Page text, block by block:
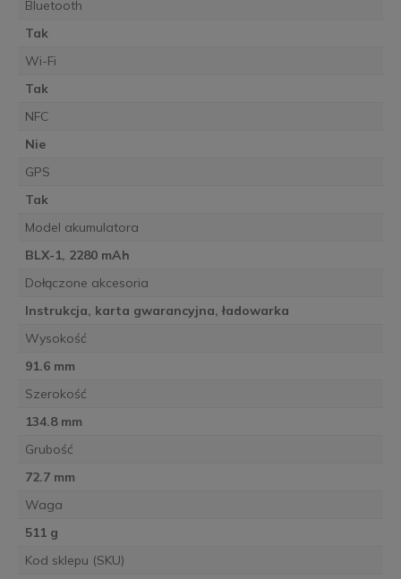
Bluetooth
Tak
Wi-Fi
Tak
NFC
Nie
GPS
Tak
Model akumulatora
BLX-1, 2280 mAh
Dołączone akcesoria
Instrukcja, karta gwarancyjna, ładowarka
Wysokość
91.6 mm
Szerokość
134.8 mm
Grubość
72.7 mm
Waga
511 g
Kod sklepu (SKU)